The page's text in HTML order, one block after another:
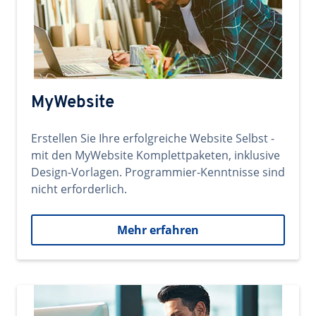
MyWebsite
Erstellen Sie Ihre erfolgreiche Website Selbst -
mit den MyWebsite Komplettpaketen, inklusive
Design-Vorlagen. Programmier-Kenntnisse sind
nicht erforderlich.
Mehr erfahren